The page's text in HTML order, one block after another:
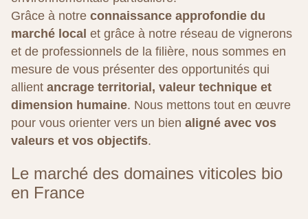
Grâce à notre connaissance approfondie du
marché local et grâce à notre réseau de vignerons
et de professionnels de la filière, nous sommes en
mesure de vous présenter des opportunités qui
allient ancrage territorial, valeur technique et
dimension humaine. Nous mettons tout en œuvre
pour vous orienter vers un bien aligné avec vos
valeurs et vos objectifs.
Le marché des domaines viticoles bio
en France